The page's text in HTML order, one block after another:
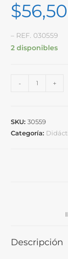
$
– REF. 030559
2 disponibles
- +
SKU:30559
Categoría:
Descripción